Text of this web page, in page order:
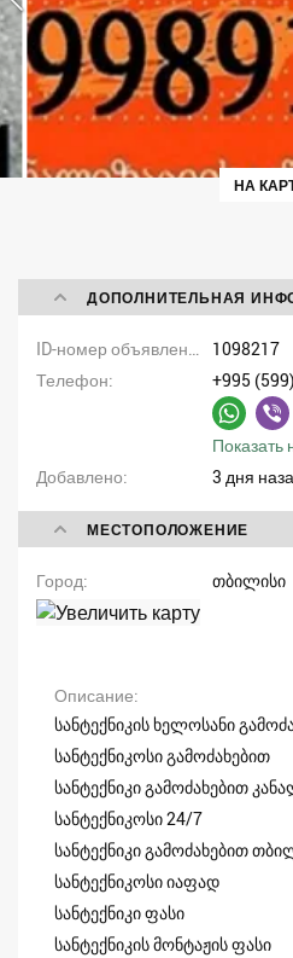
НА
ДОПОЛНИТЕЛЬНАЯ
1098217
Телефон
+995
Показать
Добавлено
3 дня
МЕСТОПОЛОЖЕНИЕ
Город თბილისი
Описание
სანტექნიკის ხელოსანი
სანტექნიკოსი გამოძახებით
სანტექნიკი გამოძახებით
სანტექნიკოსი 24/7
სანტექნიკი გამოძახებით
სანტექნიკოსი იაფად
სანტექნიკი ფასი
სანტექნიკის მონტაჟის ფასი